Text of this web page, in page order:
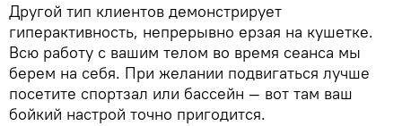
Другой тип клиентов демонстрирует
гиперактивность, непрерывно ерзая на кушетке.
Всю работу с вашим телом во время сеанса мы
берем на себя. При желании подвигаться лучше
посетите спортзал или бассейн — вот там ваш
бойкий настрой точно пригодится.